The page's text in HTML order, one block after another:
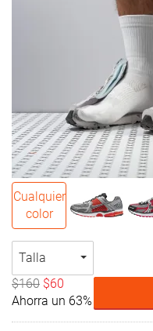
Cualquier
color
Talla
$160 $60
Ahorra un 63%